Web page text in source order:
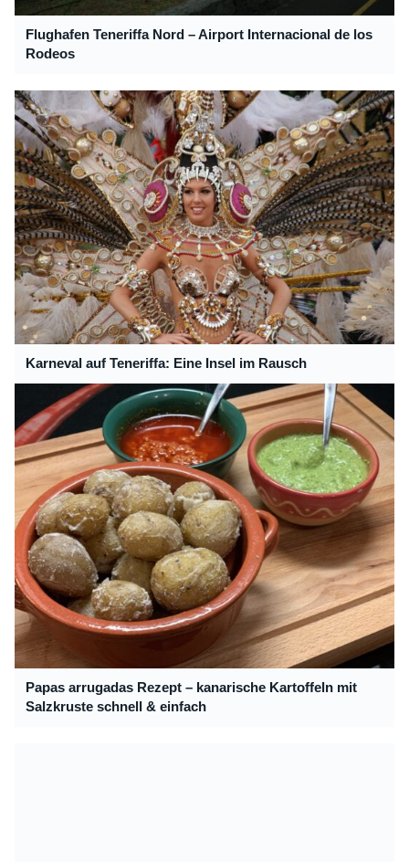
Flughafen Teneriffa Nord – Airport Internacional de los
Rodeos
Karneval auf Teneriffa: Eine Insel im Rausch
Papas arrugadas Rezept – kanarische Kartoffeln mit
Salzkruste schnell & einfach